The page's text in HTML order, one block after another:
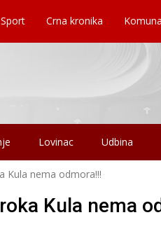
Sport Crna kronika
Lovinac Udbina
Kula nema odmora!!!
Kula nema